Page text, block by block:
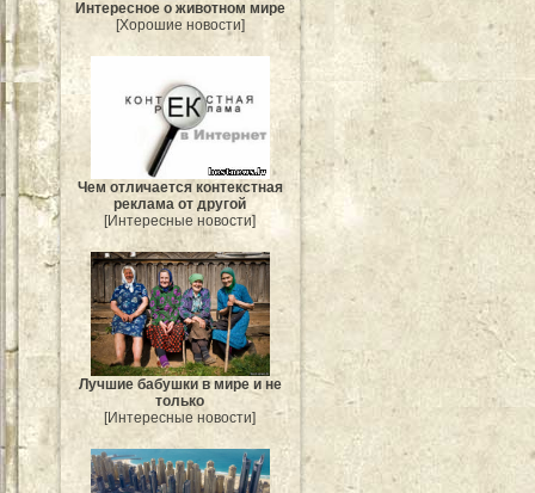
Интересное о животном мире
[Хорошие новости]
Чем отличается контекстная
реклама от другой
[Интересные новости]
Лучшие бабушки в мире и не
только
[Интересные новости]